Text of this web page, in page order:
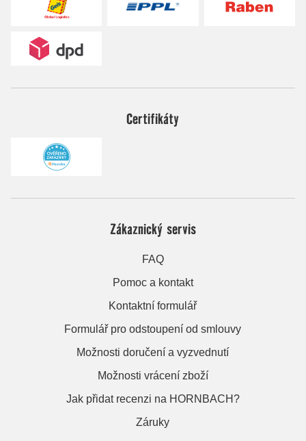
Certifikáty
Zákaznický servis
FAQ
Pomoc a kontakt
Kontaktní formulář
Formulář pro odstoupení od smlouvy
Možnosti doručení a vyzvednutí
Možnosti vrácení zboží
Jak přidat recenzi na HORNBACH?
Záruky